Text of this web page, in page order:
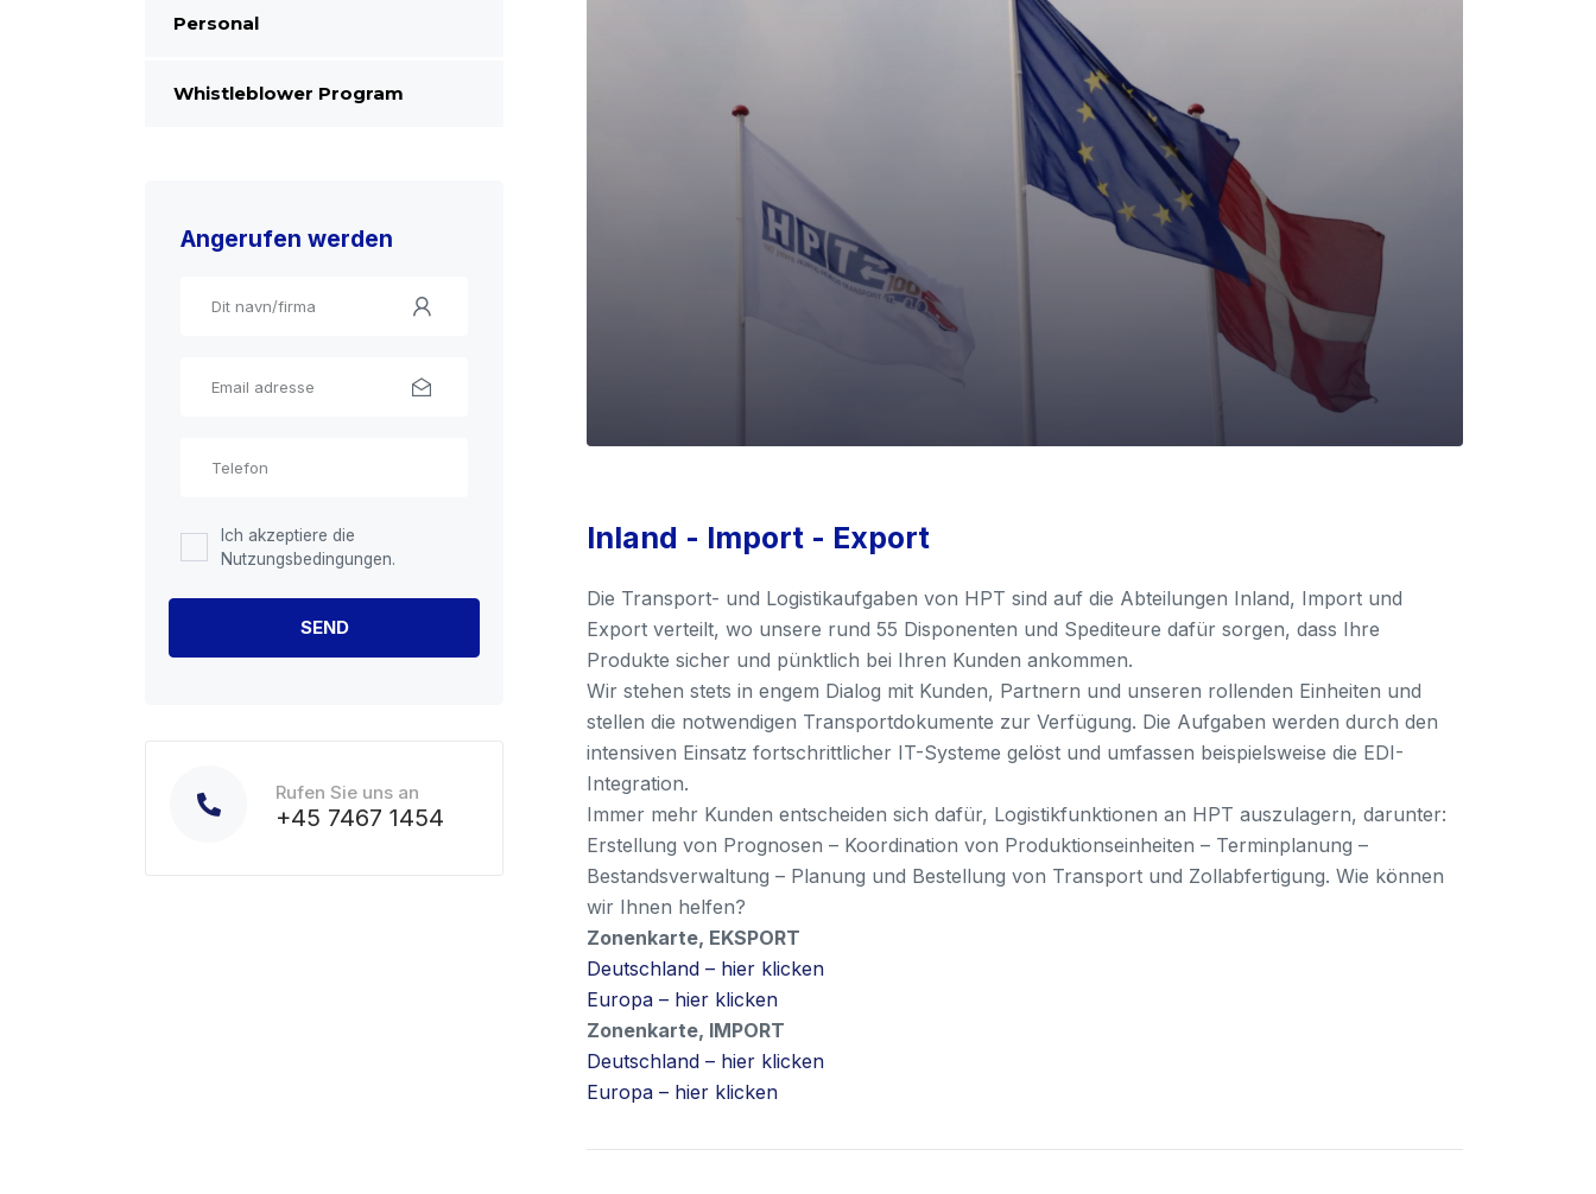
Personal
Whistleblower Program
Angerufen werden
Ich akzeptiere die
Nutzungsbedingungen.
Rufen Sie uns an
+45 7467 1454
Inland - Import - Export
Die Transport- und Logistikaufgaben von HPT sind auf die Abteilungen Inland, Import und
Export verteilt, wo unsere rund 55 Disponenten und Spediteure dafür sorgen, dass Ihre
Produkte sicher und pünktlich bei Ihren Kunden ankommen.
Wir stehen stets in engem Dialog mit Kunden, Partnern und unseren rollenden Einheiten und
stellen die notwendigen Transportdokumente zur Verfügung. Die Aufgaben werden durch den
intensiven Einsatz fortschrittlicher IT-Systeme gelöst und umfassen beispielsweise die EDI-
Integration.
Immer mehr Kunden entscheiden sich dafür, Logistikfunktionen an HPT auszulagern, darunter:
Erstellung von Prognosen – Koordination von Produktionseinheiten – Terminplanung –
Bestandsverwaltung – Planung und Bestellung von Transport und Zollabfertigung. Wie können
wir Ihnen helfen?
Zonenkarte, EKSPORT
Deutschland – hier klicken
Europa – hier klicken
Zonenkarte, IMPORT
Deutschland – hier klicken
Europa – hier klicken